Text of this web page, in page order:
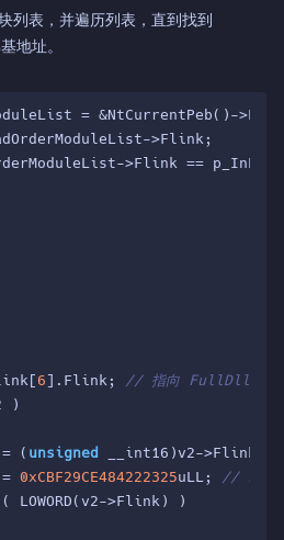
表，并遍历列表，直到找到
址。
= &NtCurrentPeb()-
>Flink;
>Flink ==
6].Flink; // 指向 FullDllName
)
(
unsigned
__int16)v2->Flink;
=
0xCBF29CE484222325uLL; // FNV-
( LOWORD(v2->Flink) )